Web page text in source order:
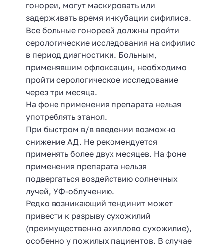
гонореи, могут маскировать или
задерживать время инкубации сифилиса.
Все больные гонореей должны пройти
серологические исследования на сифилис
в период диагностики. Больным,
применявшим офлоксацин, необходимо
пройти серологическое исследование
через три месяца.
На фоне применения препарата нельзя
употреблять этанол.
При быстром в/в введении возможно
снижение АД. Не рекомендуется
применять более двух месяцев. На фоне
применения препарата нельзя
подвергаться воздействию солнечных
лучей, УФ-облучению.
Редко возникающий тендинит может
привести к разрыву сухожилий
(преимущественно ахиллово сухожилие),
особенно у пожилых пациентов. В случае